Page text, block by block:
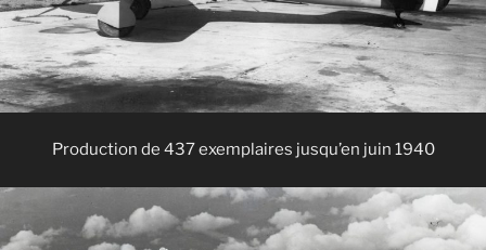
Production de 437 exemplaires jusqu’en juin 1940